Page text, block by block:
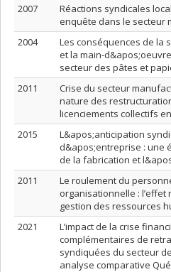
2007
Réactions syndicales
enquête dans le secteur
2004
Les conséquences de la
et la main-
secteur des pâtes et
2011
Crise du secteur
nature des
licenciements collectifs
2015
L&apos;anticipation
d&apos;entreprise : une
de la fabrication et
2011
Le roulement du
organisationnelle :
gestion des ressources
2021
L’impact de la crise
complémentaires de
syndiquées du secteur
analyse comparative